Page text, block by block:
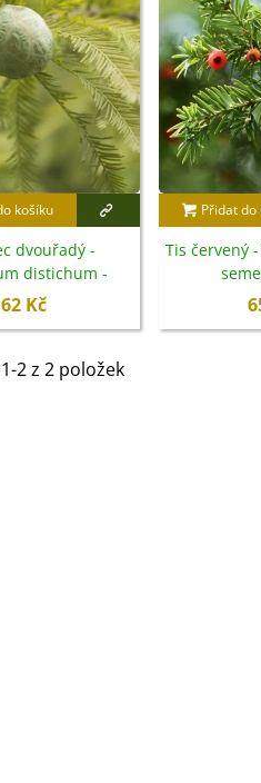
Ředkev bílá Laurin -
sativus - bio...
košíku
dvouřadý -
distichum -
- 5 ks
62 Kč
Přidat do
Tis červený
2 z 2 položek